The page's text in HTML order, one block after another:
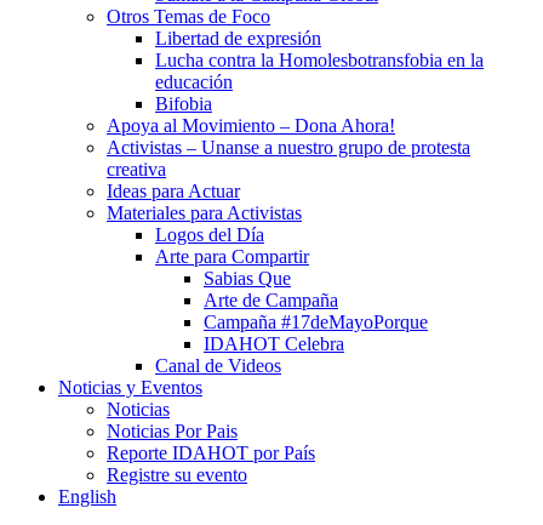
Otros Temas de Foco
Libertad de expresión
Lucha contra la Homolesbotransfobia en la
educación
Bifobia
Apoya al Movimiento – Dona Ahora!
Activistas – Unanse a nuestro grupo de protesta
creativa
Ideas para Actuar
Materiales para Activistas
Logos del Día
Arte para Compartir
Sabias Que
Arte de Campaña
Campaña #17deMayoPorque
IDAHOT Celebra
Canal de Videos
Noticias y Eventos
Noticias
Noticias Por Pais
Reporte IDAHOT por País
Registre su evento
English